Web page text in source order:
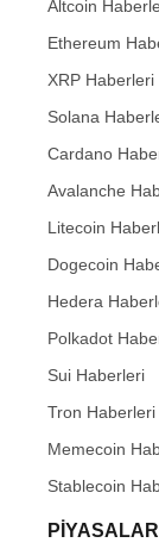
Altcoin
Ethereum
XRP Haberleri
Solana
Cardano
Avalanche
Litecoin
Dogecoin
Hedera
Polkadot
Sui Haberleri
Tron Haberleri
Memecoin
Stablecoin
PIYASALAR